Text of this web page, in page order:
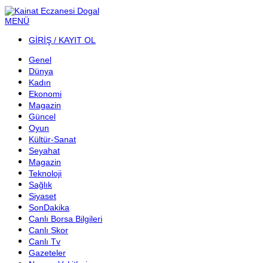
MENÜ
GİRİŞ / KAYIT OL
Genel
Dünya
Kadın
Ekonomi
Magazin
Güncel
Oyun
Kültür-Sanat
Seyahat
Magazin
Teknoloji
Sağlık
Siyaset
SonDakika
Canlı Borsa Bilgileri
Canlı Skor
Canlı Tv
Gazeteler